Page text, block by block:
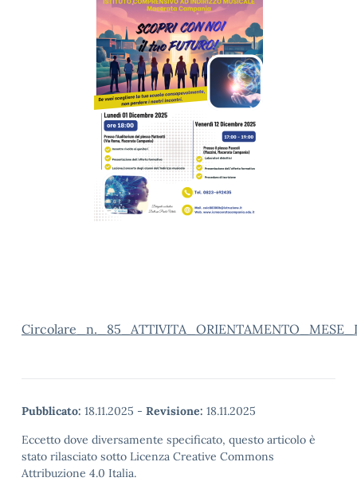
Pubblicato: 18.11.2025 - Revisione: 18.11.2025
Eccetto dove diversamente specificato, questo articolo è
stato rilasciato sotto Licenza Creative Commons
Attribuzione 4.0 Italia.